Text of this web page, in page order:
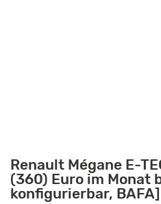
Renault Mégane E-
(360) Euro im Monat
konfigurierbar, BAFA]